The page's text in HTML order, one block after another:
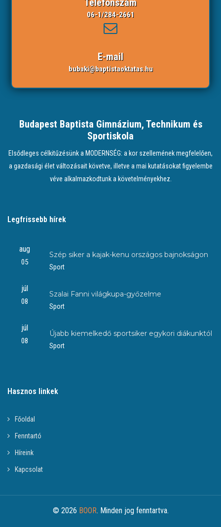
06-1/284-2661
E-mail
bubaki@baptistaoktatas.hu
Budapest Baptista Gimnázium, Technikum és
Sportiskola
Elsődleges célkitűzésünk a MODERNSÉG: a kor szellemének megfelelően,
a gazdasági élet változásait követve, illetve a mai kutatásokat figyelembe
véve alkalmazkodtunk a követelményekhez.
Legfrissebb hírek
aug
05
Szép siker a kajak-kenu országos bajnokságon
Sport
júl
08
Szalai Fanni világkupa-győzelme
Sport
júl
08
Újabb kiemelkedő sportsiker egykori diákunktól
Sport
Hasznos linkek
Főoldal
Fenntartó
Híreink
Kapcsolat
© 2026 BOOR. Minden jog fenntartva.